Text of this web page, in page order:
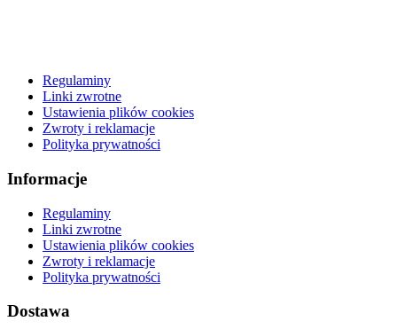
Regulaminy
Linki zwrotne
Ustawienia plików cookies
Zwroty i reklamacje
Polityka prywatności
Informacje
Regulaminy
Linki zwrotne
Ustawienia plików cookies
Zwroty i reklamacje
Polityka prywatności
Dostawa